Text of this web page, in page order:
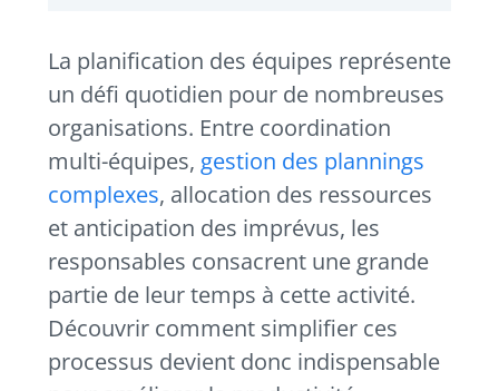
La planification des équipes représente
un défi quotidien pour de nombreuses
organisations. Entre coordination
multi-équipes, gestion des plannings
complexes, allocation des ressources
et anticipation des imprévus, les
responsables consacrent une grande
partie de leur temps à cette activité.
Découvrir comment simplifier ces
processus devient donc indispensable